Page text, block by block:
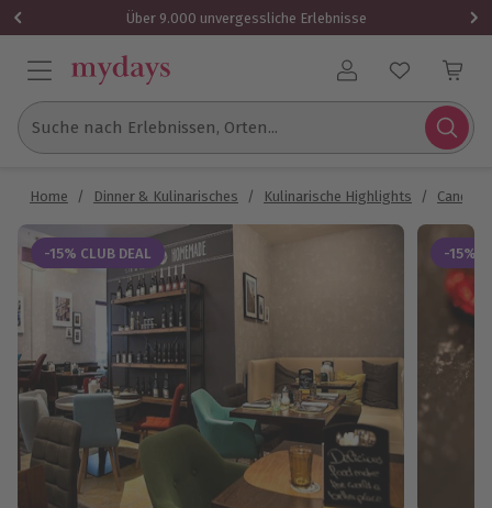
Über 9.000 unvergessliche Erlebnisse
Benutzerkonto
Suche nach Erlebnissen, Orten...
Home / Dinner & Kulinarisches / Kulinarische Highlights / Candle
-15% CLUB DEAL -15%